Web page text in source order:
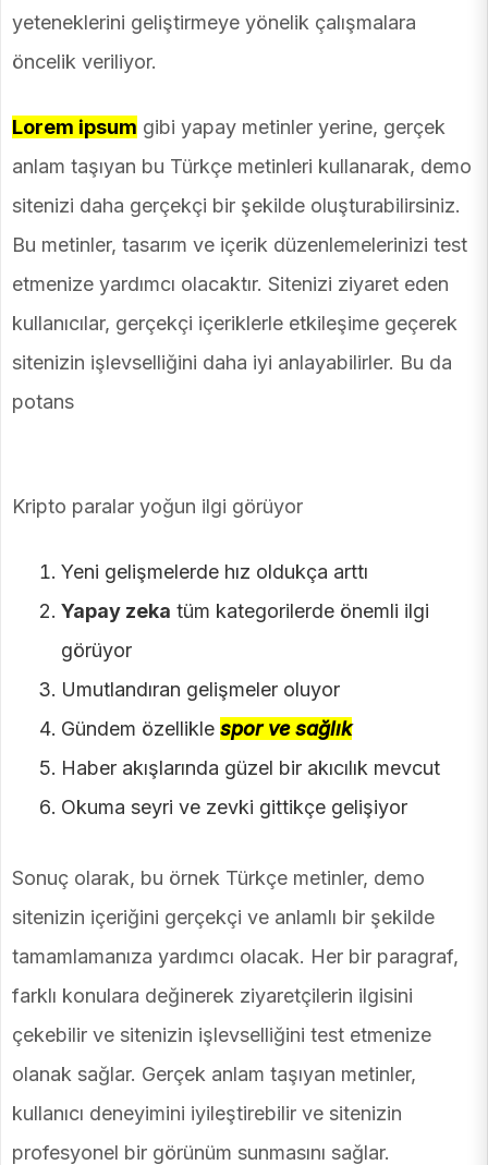
yeteneklerini geliştirmeye yönelik çalışmalara
öncelik veriliyor.
Lorem ipsum gibi yapay metinler yerine, gerçek
anlam taşıyan bu Türkçe metinleri kullanarak, demo
sitenizi daha gerçekçi bir şekilde oluşturabilirsiniz.
Bu metinler, tasarım ve içerik düzenlemelerinizi test
etmenize yardımcı olacaktır. Sitenizi ziyaret eden
kullanıcılar, gerçekçi içeriklerle etkileşime geçerek
sitenizin işlevselliğini daha iyi anlayabilirler. Bu da
potans
Kripto paralar yoğun ilgi görüyor
Yeni gelişmelerde hız oldukça arttı
Yapay zeka tüm kategorilerde önemli ilgi
görüyor
Umutlandıran gelişmeler oluyor
Gündem özellikle spor ve sağlık
Haber akışlarında güzel bir akıcılık mevcut
Okuma seyri ve zevki gittikçe gelişiyor
Sonuç olarak, bu örnek Türkçe metinler, demo
sitenizin içeriğini gerçekçi ve anlamlı bir şekilde
tamamlamanıza yardımcı olacak. Her bir paragraf,
farklı konulara değinerek ziyaretçilerin ilgisini
çekebilir ve sitenizin işlevselliğini test etmenize
olanak sağlar. Gerçek anlam taşıyan metinler,
kullanıcı deneyimini iyileştirebilir ve sitenizin
profesyonel bir görünüm sunmasını sağlar.